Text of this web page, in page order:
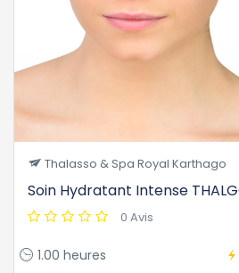
Thalasso & Spa Royal Karthago
Soin Hydratant Intense
0 Avis
1.00 heures